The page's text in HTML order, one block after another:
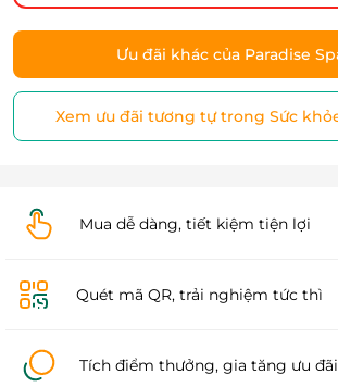
Ưu đãi khác của Paradise
Xem ưu đãi tương tự trong Sức
Mua dễ dàng, tiết kiệm tiện lợi
Quét mã QR, trải nghiệm tức thì
Tích điểm thưởng, gia tăng ưu đãi